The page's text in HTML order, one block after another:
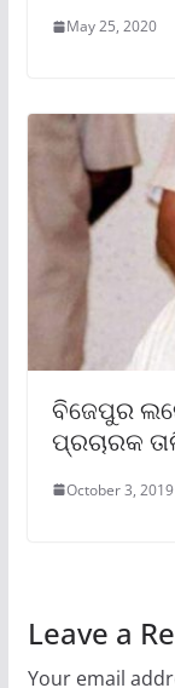
May 25, 2020
ବିଜେପୁର
ପ୍ରଚାରକ
October 3, 2019
Leave a
Your email